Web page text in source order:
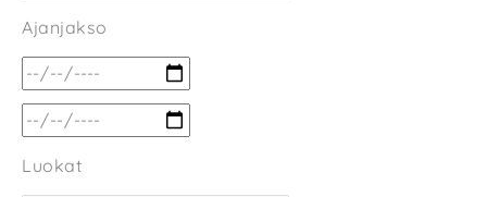
Ajanjakso
Luokat